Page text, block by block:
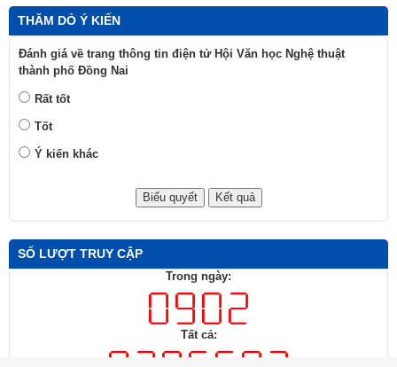
THĂM DÒ Ý KIẾN
Đánh giá về trang thông tin điện tử Hội Văn học Nghệ thuật
thành phố Đồng Nai
Rất tốt
Tốt
Ý kiến khác
SỐ LƯỢT TRUY CẬP
Trong ngày:
Tất cả: